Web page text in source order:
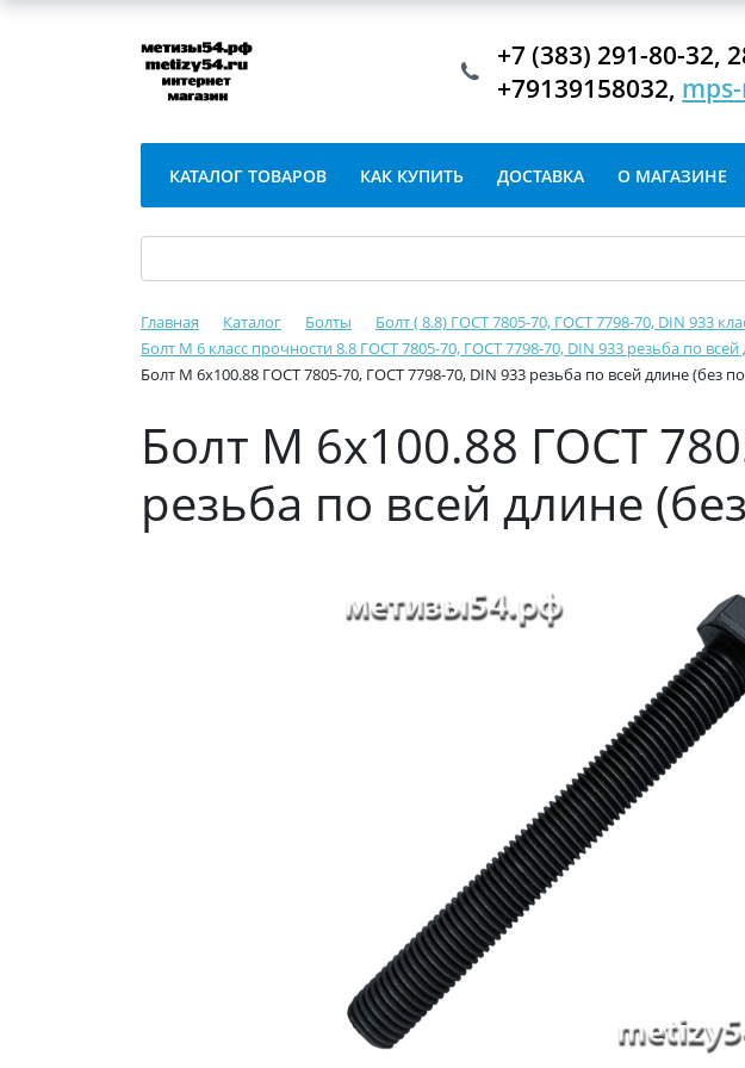
+7 (383) 291-80-32,
+79139158032,
КАТАЛОГ ТОВАРОВ КАК КУПИТЬ ДОСТАВКА О МАГАЗИНЕ
Главная Каталог Болты
Болт ( 8.8) ГОСТ 7805-70, ГОСТ 7798-70, DIN 933
Болт М 6 класс прочности 8.8 ГОСТ 7805-70, ГОСТ 7798-70, DIN 933 резьба по всей
Болт М 6х100.88 ГОСТ 7805-70, ГОСТ 7798-70, DIN 933 резьба по всей длине (без
Болт М 6х100.88 ГОСТ
резьба по всей длине